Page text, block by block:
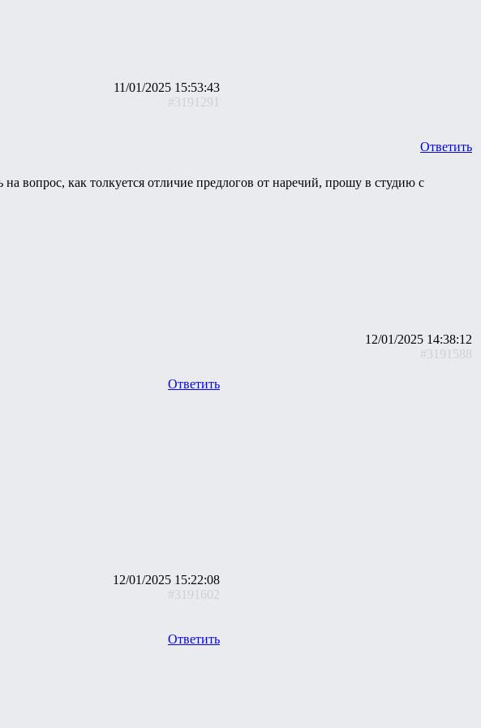
11/01/2025 15:53:43
#3191291
Ответить
вопрос, как толкуется отличие предлогов от наречий, прошу в студию с
12/01/2025 14:38:12
#3191588
Ответить
12/01/2025 15:22:08
#3191602
Ответить